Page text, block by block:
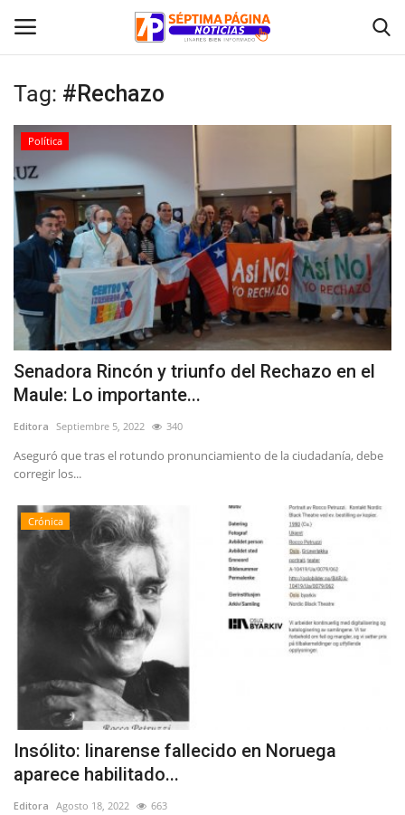
Inicio
Crónica
Policial
Tribunales
Deporte
Política
Espectáculos
Tag: #Rechazo
Política
Senadora Rincón y triunfo del Rechazo en el
Maule: Lo importante...
Editora Septiembre 5, 2022 340
Aseguró que tras el rotundo pronunciamiento de la ciudadanía, debe
corregir los...
Crónica
Insólito: linarense fallecido en Noruega
aparece habilitado...
Editora Agosto 18, 2022 663